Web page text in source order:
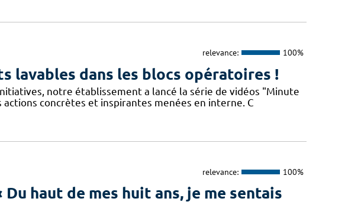
relevance: 100%
lavables dans les blocs opératoires !
notre établissement a lancé la série de vidéos "Minute
concrètes et inspirantes menées en interne. C
relevance: 100%
Du haut de mes huit ans, je me sentais